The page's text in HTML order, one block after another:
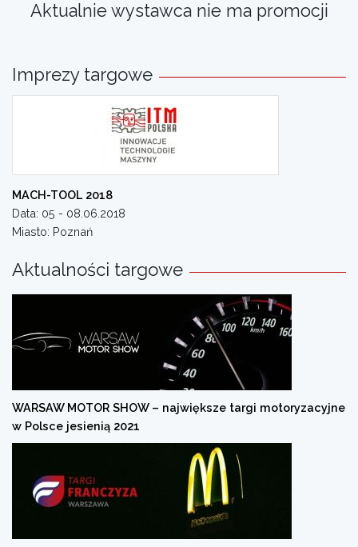
Aktualnie wystawca nie ma promocji
Imprezy targowe
MACH-TOOL 2018
Data: 05 - 08.06.2018
Miasto: Poznań
Aktualności targowe
WARSAW MOTOR SHOW – największe targi motoryzacyjne
w Polsce jesienią 2021